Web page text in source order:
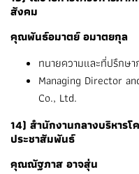
สังคม
คุณพันธ์อมาตย์ อมาตยกุล
ทนายความและที่ปรึกษ
Managing Director
Co., Ltd.
14) สำนักงานกลางบริหารโ
ประชาสัมพันธ์
คุณณัฐภาส อาจสุ่น